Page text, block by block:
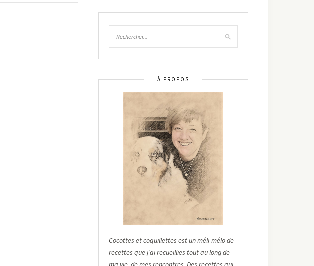
À PROPOS
Cocottes et coquillettes est un méli-mélo de
recettes que j’ai recueillies tout au long de